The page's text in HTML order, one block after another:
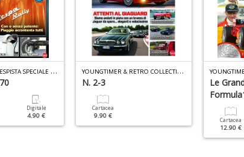
O
FFICINA DEL VESPISTA SPECIALE N.3
Digitale
4.90 €
Y
OUNGTIMER & RETRO COLLECTION N.2
N. 2-3
Cartacea
9.90 €
Le
Cartacea
12.90 €